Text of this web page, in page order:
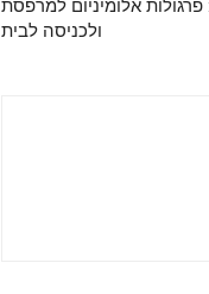
אלומיניום למרפסת
ולכניסה לבית